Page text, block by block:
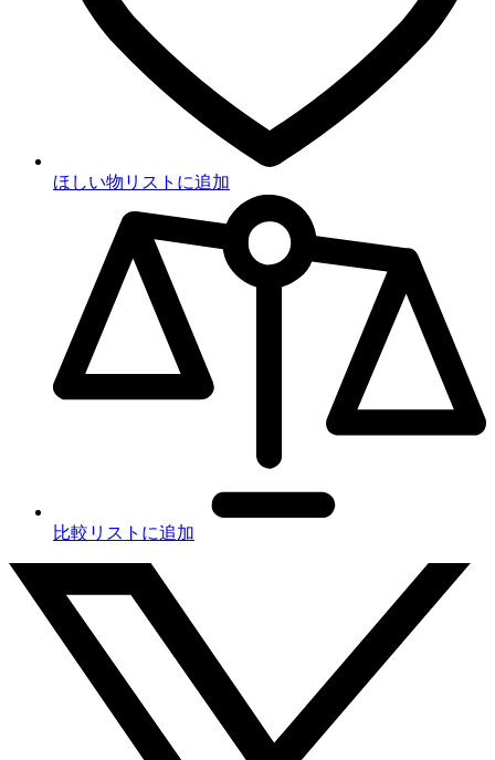
ほしい物リストに追加
比較リストに追加